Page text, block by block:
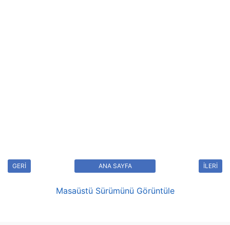
GERİ İLERİ
ANA SAYFA
Masaüstü Sürümünü Görüntüle